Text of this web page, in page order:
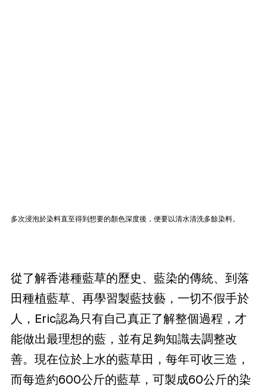
多次浸泡於染料直至得到想要的顏色深度後，便要以清水清洗多餘染料。
從了解香港種藍草的歷史、藍染的傳統、到落
田種植藍草、再學習製藍技藝，一切不假手於
人，Eric認為只有自己真正了解整個過程，才
能做出最理想的藍，並有足夠知識去調整改
善。現在位於上水的藍草田，每年可收三造，
而每造約600公斤的藍草，可製成60公斤的染